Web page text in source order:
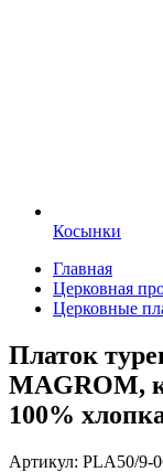
Косынки
Главная
Церковная
Церковные
Платок
MAGROM,
100%
Артикул: PLA50/9-